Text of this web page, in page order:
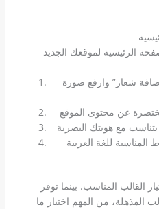
شعار” وارفع صورة
عن محتوى الموقع
مع هويتك البصرية
المناسبة للغة العربية
القالب المناسب. بينما توفر
من المهم اختيار ما